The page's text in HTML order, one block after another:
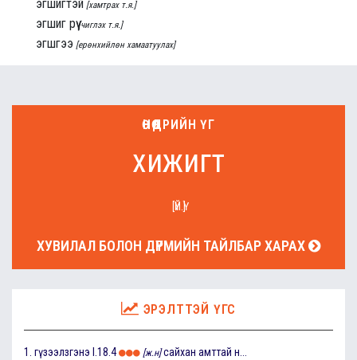
эгшигтэй [хамтрах т.я.]
эгшиг рүү [чиглэх т.я.]
эгшгээ [ерөнхийлөн хамаатуулах]
ӨНӨӨДРИЙН ҮГ
хижигт
[ҮЙ.Ү]
ХУВИЛАЛ БОЛОН ДҮРМИЙН ТАЙЛБАР ХАРАХ
ЭРЭЛТТЭЙ ҮГС
1. гүзээлзгэнэ I.18.4 [ж.н] сайхан амттай н...